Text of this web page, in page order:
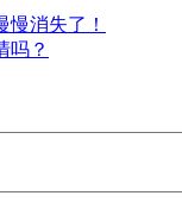
消失了！
吗？